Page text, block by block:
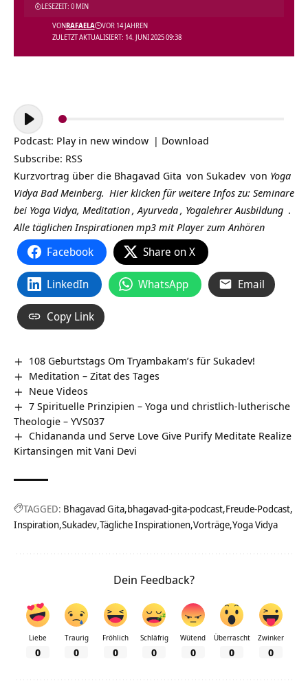
ZULETZT AKTUALISIERT: 14. JUNI 2025 09:38
VONRAFAELA VOR 14 JAHREN
LESEZEIT: 0 MIN
Audio-
Player
Podcast: Play in new window | Download
Subscribe: RSS
Kurzvortrag über die Bhagavad Gita von Sukadev von Yoga
Vidya Bad Meinberg. Hier klicken für weitere Infos zu: Seminare
bei Yoga Vidya, Meditation, Ayurveda, Yogalehrer Ausbildung .
Alle täglichen Inspirationen mp3 mit Player zum Anhören
Facebook Share on X
LinkedIn WhatsApp Email
Copy Link
108 Geburtstags Om Tryambakam’s für Sukadev!
Meditation – Zitat des Tages
Neue Videos
7 Spirituelle Prinzipien – Yoga und christlich-lutherische
Theologie – YVS037
Chidananda und Serve Love Give Purify Meditate Realize
Kirtansingen mit Vani Devi
TAGGED: Bhagavad Gita bhagavad-gita-podcast Freude-Podcast
Inspiration Sukadev Tägliche Inspirationen Vorträge Yoga Vidya
Dein Feedback?
Liebe
0
Traurig
0
Fröhlich
0
Schläfrig
0
Wütend
0
Überrascht
0
Zwinker
0